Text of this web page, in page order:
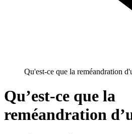
Qu'est-ce que la reméandration
Qu’est-ce que la
reméandration